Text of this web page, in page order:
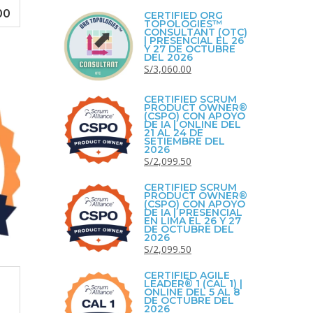
El
precio
CERTIFIED ORG
TOPOLOGIES™
CONSULTANT (OTC)
| PRESENCIAL EL 26
Y 27 DE OCTUBRE
DEL 2026
El
original
era:
S/3,400.00.
S/3,060.00
actual
es:
S/3,060.00.
CERTIFIED SCRUM
PRODUCT OWNER®
(CSPO) CON APOYO
DE IA | ONLINE DEL
21 AL 24 DE
SETIEMBRE DEL
2026
El
original
era:
S/2,400.00.
S/2,099.50
actual
es:
S/2,099.50.
CERTIFIED SCRUM
PRODUCT OWNER®
(CSPO) CON APOYO
DE IA | PRESENCIAL
EN LIMA EL 26 Y 27
DE OCTUBRE DEL
2026
El
original
era:
S/2,400.00.
S/2,099.50
actual
es:
CERTIFIED AGILE
LEADER® 1 (CAL 1) |
ONLINE DEL 5 AL 8
DE OCTUBRE DEL
2026